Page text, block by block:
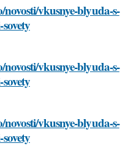
vkusnye-blyuda-s-
vkusnye-blyuda-s-
vkusnye-blyuda-s-